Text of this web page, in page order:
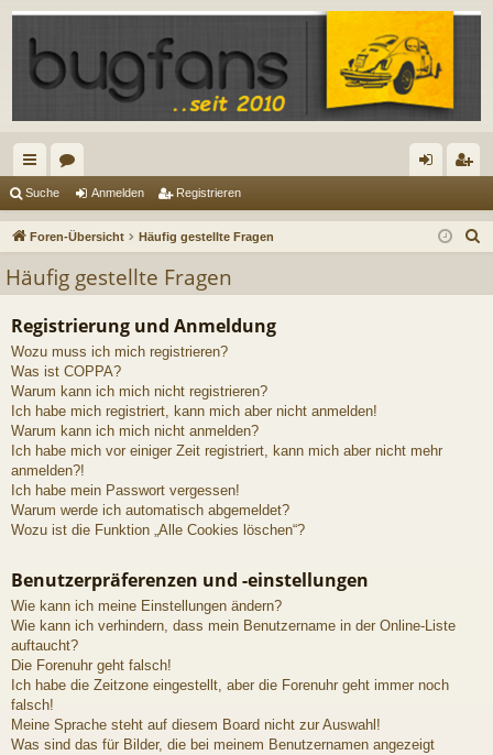
ch
ne
ug
riff
en m
de
ist
re
Suche Anmelden Registrieren
Foren-Übersicht Häufig gestellte Fragen
Häufig gestellte Fragen
Registrierung und Anmeldung
Wozu muss ich mich registrieren?
Was ist COPPA?
Warum kann ich mich nicht registrieren?
Ich habe mich registriert, kann mich aber nicht anmelden!
Warum kann ich mich nicht anmelden?
Ich habe mich vor einiger Zeit registriert, kann mich aber nicht mehr
anmelden?!
Ich habe mein Passwort vergessen!
Warum werde ich automatisch abgemeldet?
Wozu ist die Funktion „Alle Cookies löschen“?
Benutzerpräferenzen und -einstellungen
Wie kann ich meine Einstellungen ändern?
Wie kann ich verhindern, dass mein Benutzername in der Online-Liste
auftaucht?
Die Forenuhr geht falsch!
Ich habe die Zeitzone eingestellt, aber die Forenuhr geht immer noch
falsch!
Meine Sprache steht auf diesem Board nicht zur Auswahl!
Was sind das für Bilder, die bei meinem Benutzernamen angezeigt